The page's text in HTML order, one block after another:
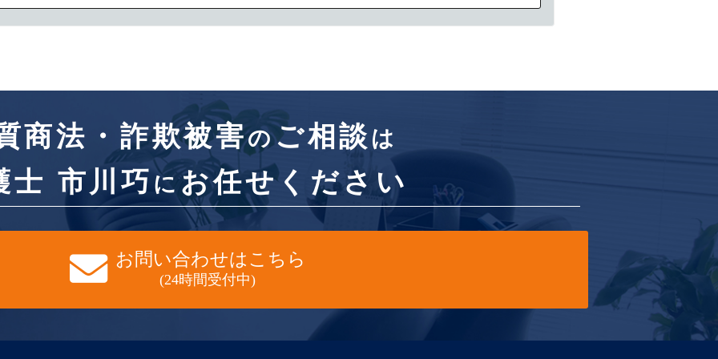
商法・詐欺被害のご相談 は
士 市川巧 にお任せください
お問い合わせはこちら
(24時間受付中)